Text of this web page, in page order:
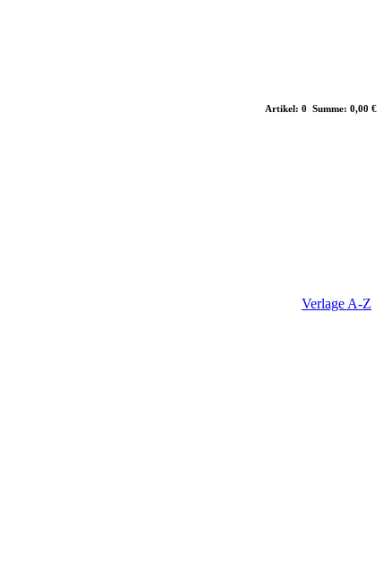
Artikel: 0 Summe: 0,00 €
Verlage A-Z